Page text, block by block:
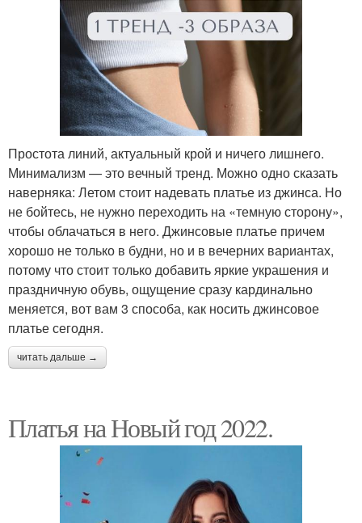
Простота линий, актуальный крой и ничего лишнего.
Минимализм — это вечный тренд. Можно одно сказать
наверняка: Летом стоит надевать платье из джинса. Но
не бойтесь, не нужно переходить на «темную сторону»,
чтобы облачаться в него. Джинсовые платье причем
хорошо не только в будни, но и в вечерних вариантах,
потому что стоит только добавить яркие украшения и
праздничную обувь, ощущение сразу кардинально
меняется, вот вам 3 способа, как носить джинсовое
платье сегодня.
читать дальше →
Платья на Новый год 2022.